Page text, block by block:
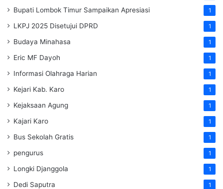
Bupati Lombok Timur Sampaikan Apresiasi 1
LKPJ 2025 Disetujui DPRD 1
Budaya Minahasa 1
Eric MF Dayoh 1
Informasi Olahraga Harian 1
Kejari Kab. Karo 1
Kejaksaan Agung 1
Kajari Karo 1
Bus Sekolah Gratis 1
pengurus 1
Longki Djanggola 1
Dedi Saputra 1